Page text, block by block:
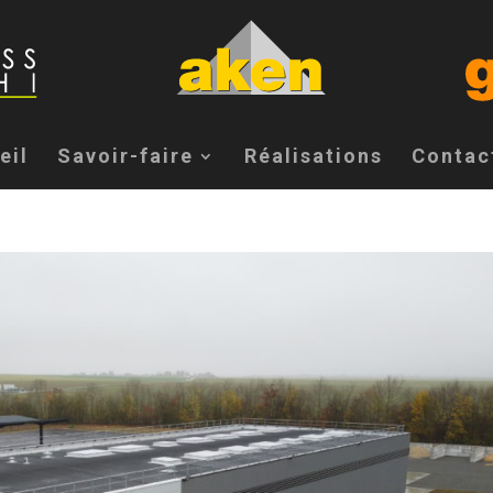
Savoir-faire Réalisations